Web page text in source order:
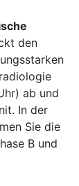
den
ab und
In der
Sie die
B und